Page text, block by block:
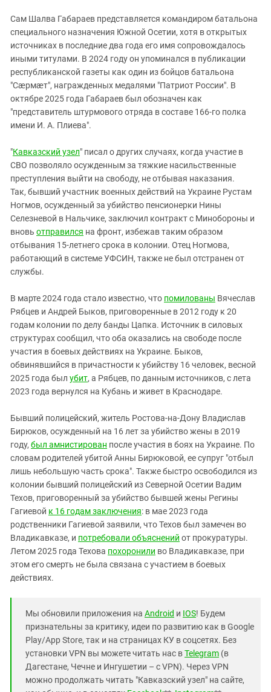
Сам Шалва Габараев представляется командиром батальона
специального назначения Южной Осетии, хотя в открытых
источниках в последние два года его имя сопровождалось
иными титулами. В 2024 году он упоминался в публикации
республиканской газеты как один из бойцов батальона
"Сæрмæт", награжденных медалями "Патриот России". В
октябре 2025 года Габараев был обозначен как
"представитель штурмового отряда в составе 166-го полка
имени И. А. Плиева".
"Кавказский узел" писал о других случаях, когда участие в
СВО позволяло осужденным за тяжкие насильственные
преступления выйти на свободу, не отбывая наказания.
Так, бывший участник военных действий на Украине Рустам
Ногмов, осужденный за убийство пенсионерки Нины
Селезневой в Нальчике, заключил контракт с Минобороны и
вновь отправился на фронт, избежав таким образом
отбывания 15-летнего срока в колонии. Отец Ногмова,
работающий в системе УФСИН, также не был отстранен от
службы.
В марте 2024 года стало известно, что помилованы Вячеслав
Рябцев и Андрей Быков, приговоренные в 2012 году к 20
годам колонии по делу банды Цапка. Источник в силовых
структурах сообщил, что оба оказались на свободе после
участия в боевых действиях на Украине. Быков,
обвинявшийся в причастности к убийству 16 человек, весной
2025 года был убит, а Рябцев, по данным источников, с лета
2023 года вернулся на Кубань и живет в Краснодаре.
Бывший полицейский, житель Ростова-на-Дону Владислав
Бирюков, осужденный на 16 лет за убийство жены в 2019
году, был амнистирован после участия в боях на Украине. По
словам родителей убитой Анны Бирюковой, ее супруг "отбыл
лишь небольшую часть срока". Также быстро освободился из
колонии бывший полицейский из Северной Осетии Вадим
Техов, приговоренный за убийство бывшей жены Регины
Гагиевой к 16 годам заключения: в мае 2023 года
родственники Гагиевой заявили, что Техов был замечен во
Владикавказе, и потребовали объяснений от прокуратуры.
Летом 2025 года Техова похоронили во Владикавказе, при
этом его смерть не была связана с участием в боевых
действиях.
Мы обновили приложения на Android и IOS! Будем
признательны за критику, идеи по развитию как в Google
Play/App Store, так и на страницах КУ в соцсетях. Без
установки VPN вы можете читать нас вTelegram (в
Дагестане, Чечне и Ингушетии – с VPN). Через VPN
можно продолжать читать "Кавказский узел" на сайте,